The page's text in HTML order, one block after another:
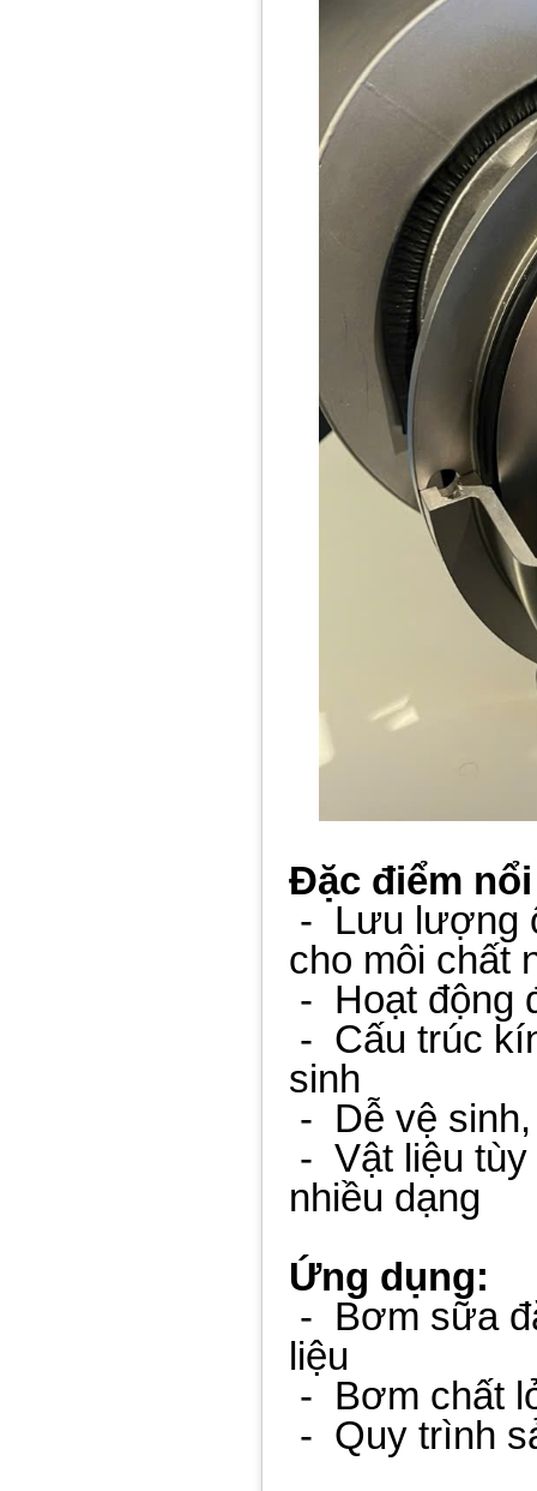
Đặc điểm
- Lưu lượng
cho môi chất
- Hoạt động
- Cấu trúc
sinh
- Dễ vệ
- Vật liệu
nhiều dạng
Ứng dụng:
- Bơm sữa
liệu
- Bơm chất
- Quy trình